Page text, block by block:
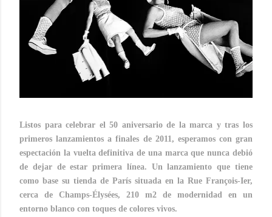
Listos para celebrar el 50 aniversario de la marca y tras los
primeros lanzamientos a finales de 2011, esperamos con gran
espectación la vuelta definitiva de una marca que nunca debió
de dejar de estar primera línea. Un lanzamiento que tiene
como base su tienda de París situada en la Rue François-Ier,
cerca de Champs-Élysées, 210 m2 de modernidad en un
entorno blanco con toques de colores vivos.